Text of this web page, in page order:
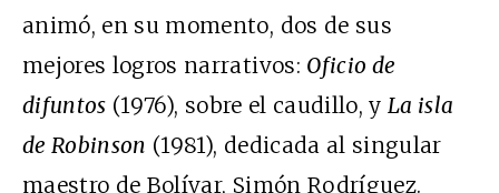
animó, en su momento, dos de sus
mejores logros narrativos: Oficio de
difuntos (1976), sobre el caudillo, yLa isla
de Robinson (1981), dedicada al singular
maestro de Bolívar, Simón Rodríguez.